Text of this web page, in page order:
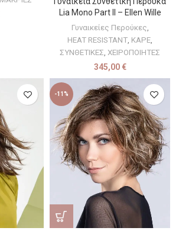
Lia Mono Part II – Ellen Wille
Γυναικείες Περούκες,
HEAT RESISTANT, ΚΑΡΕ,
ΣΥΝΘΕΤΙΚΕΣ, ΧΕΙΡΟΠΟΙΗΤΕΣ
345,00 €
-11%